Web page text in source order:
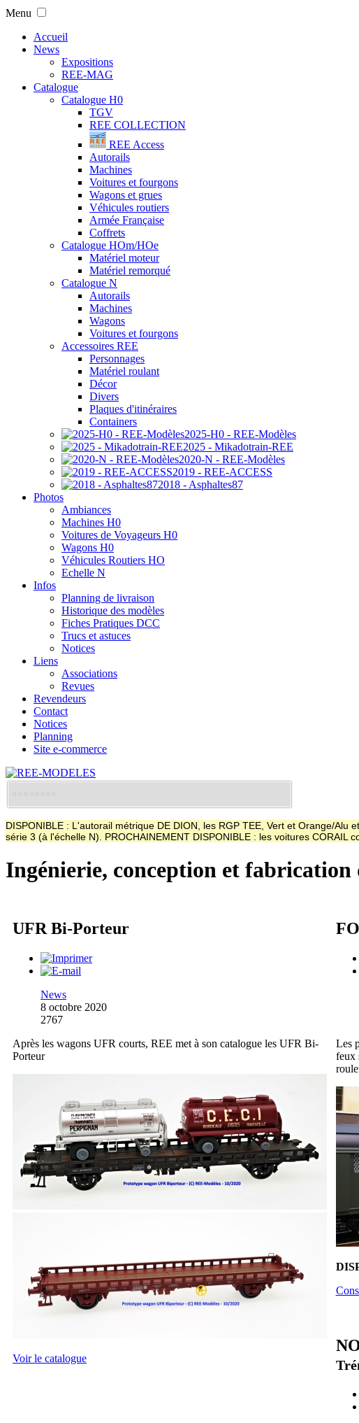
Menu
Accueil
News
Expositions
REE-MAG
Catalogue
Catalogue H0
TGV
REE COLLECTION
REE Access
Autorails
Machines
Voitures et fourgons
Wagons et grues
Véhicules routiers
Armée Française
Coffrets
Catalogue HOm/HOe
Matériel moteur
Matériel remorqué
Catalogue N
Autorails
Machines
Wagons
Voitures et fourgons
Accessoires REE
Personnages
Matériel roulant
Décor
Divers
Plaques d'itinéraires
Containers
2025-H0 - REE-Modèles
2025 - Mikadotrain-REE
2020-N - REE-Modèles
2019 - REE-ACCESS
2018 - Asphaltes87
Photos
Ambiances
Machines H0
Voitures de Voyageurs H0
Wagons H0
Véhicules Routiers HO
Echelle N
Infos
Planning de livraison
Historique des modèles
Fiches Pratiques DCC
Trucs et astuces
Notices
Liens
Associations
Revues
Revendeurs
Contact
Notices
Planning
Site e-commerce
DISPONIBLE : L'autorail métrique DE DION, les RGP TEE, Vert et Orange/
série 3 (à l'échelle N). PROCHAINEMENT DISPONIBLE : les voitures CORAIL
Ingénierie, conception et fabrication
UFR Bi-Porteur
News
8 octobre 2020
2767
Après les wagons UFR courts, REE met à son catalogue les UFR Bi-
Porteur
Voir le catalogue
Les
feux